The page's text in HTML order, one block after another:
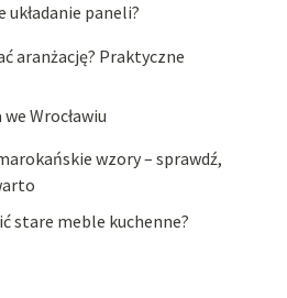
układanie paneli?
aranżację? Praktyczne
Wrocławiu
wzory – sprawdź,
stare meble kuchenne?